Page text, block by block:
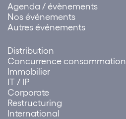
Agenda / évènements
Nos événements
Autres événements
Distribution
Concurrence consommation
Immobilier
IT / IP
Corporate
Restructuring
International